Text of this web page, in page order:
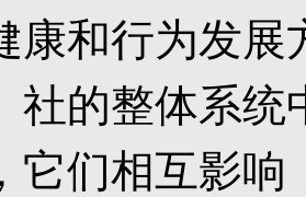
康和行为发展
社的整体系统
它们相互影响